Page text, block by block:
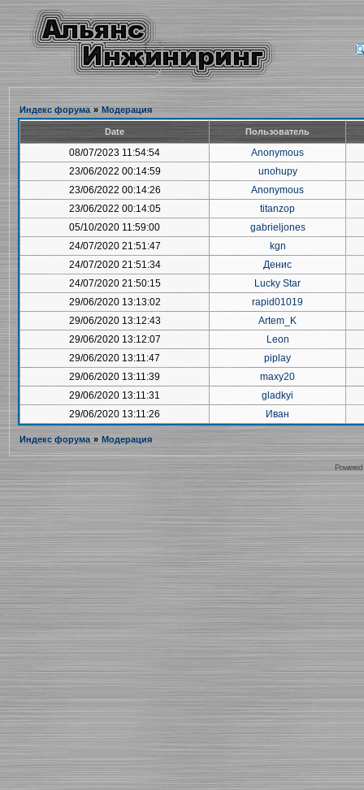
Индекс форума » Модерация
Date Пользователь
08/07/2023 11:54:54
Anonymous
23/06/2022 00:14:59
unohupy
23/06/2022 00:14:26
Anonymous
23/06/2022 00:14:05
titanzop
05/10/2020 11:59:00
gabrieljones
24/07/2020 21:51:47
kgn
24/07/2020 21:51:34
Денис
24/07/2020 21:50:15
Lucky Star
29/06/2020 13:13:02
rapid01019
29/06/2020 13:12:43
Artem_K
29/06/2020 13:12:07
Leon
29/06/2020 13:11:47
piplay
29/06/2020 13:11:39
maxy20
29/06/2020 13:11:31
gladkyi
29/06/2020 13:11:26
Иван
Индекс форума » Модерация